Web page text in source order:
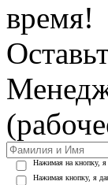
время!
Нажимая на кнопку, я
Нажимая кнопку, я